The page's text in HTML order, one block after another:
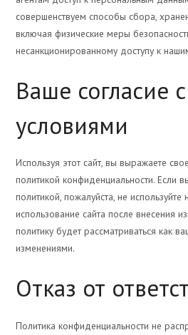
совершенствуем способы сбора,
включая физические меры
несанкционированному доступу к
Ваше согласие
условиями
Используя этот сайт, вы выражаете
политикой конфиденциальности. Если
политикой, пожалуйста, не
использование сайта после внесения
политику будет рассматриваться как
изменениями.
Отказ от
Политика конфиденциальности не